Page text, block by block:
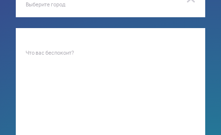
Выберите город
Что вас беспокоит?